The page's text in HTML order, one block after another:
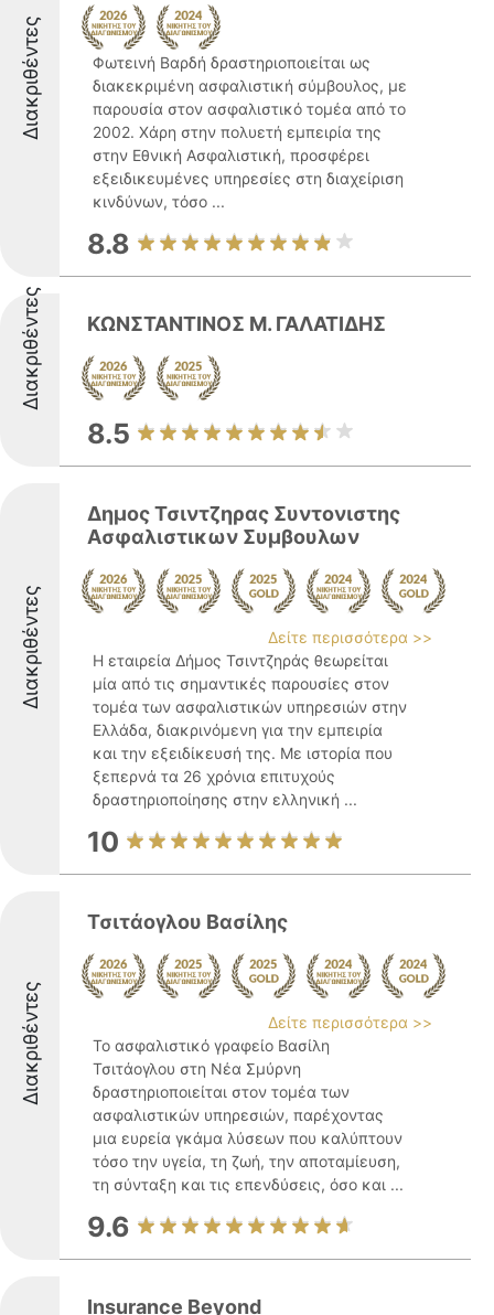
Διακριθέντες
Φωτεινή Βαρδή δραστηριοποιείται ως
διακεκριμένη ασφαλιστική σύμβουλος, με
παρουσία στον ασφαλιστικό τομέα από το
2002. Χάρη στην πολυετή εμπειρία της
στην Εθνική Ασφαλιστική, προσφέρει
εξειδικευμένες υπηρεσίες στη διαχείριση
κινδύνων, τόσο ...
8.8
Διακριθέντες ΚΩΝΣΤΑΝΤΙΝΟΣ Μ. ΓΑΛΑΤΙΔΗΣ
8.5
Διακριθέντες
Δημος Τσιντζηρας Συντονιστης
Ασφαλιστικων Συμβουλων
Δείτε περισσότερα >>
Η εταιρεία Δήμος Τσιντζηράς θεωρείται
μία από τις σημαντικές παρουσίες στον
τομέα των ασφαλιστικών υπηρεσιών στην
Ελλάδα, διακρινόμενη για την εμπειρία
και την εξειδίκευσή της. Με ιστορία που
ξεπερνά τα 26 χρόνια επιτυχούς
δραστηριοποίησης στην ελληνική ...
10
Διακριθέντες
Τσιτάογλου Βασίλης
Δείτε περισσότερα >>
Το ασφαλιστικό γραφείο Βασίλη
Τσιτάογλου στη Νέα Σμύρνη
δραστηριοποιείται στον τομέα των
ασφαλιστικών υπηρεσιών, παρέχοντας
μια ευρεία γκάμα λύσεων που καλύπτουν
τόσο την υγεία, τη ζωή, την αποταμίευση,
τη σύνταξη και τις επενδύσεις, όσο και ...
9.6
Insurance Beyond